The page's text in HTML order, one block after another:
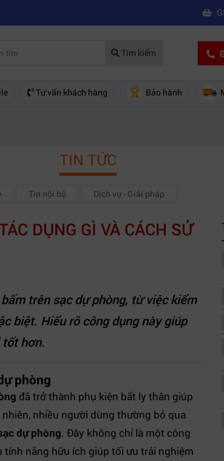
Mua máy quay phim hd giá rẻ nên mua của hãng nào?|
Tìm kiếm
Tư vấn khách hàng Bảo hành
TIN TỨC
Tin nội bộ Dịch vụ - Giải pháp
DỤNG GÌ VÀ CÁCH SỬ
trên sạc dự phòng, từ việc kiểm
biệt. Hiểu rõ công dụng này giúp
hơn.
phòng
đã trở thành phụ kiện bất ly thân giúp
nhiều người dùng thường bỏ qua
dự phòng. Đây không chỉ là một công
năng hữu ích giúp tối ưu trải nghiệm